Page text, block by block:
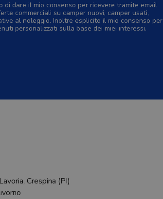
di dare il mio consenso per ricevere tramite email
commerciali su camper nuovi, camper usati,
al noleggio. Inoltre esplicito il mio consenso per
personalizzati sulla base dei miei interessi.
Crespina (PI)